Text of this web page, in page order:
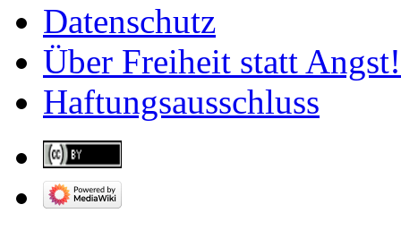
Datenschutz
Über Freiheit statt Angst!
Haftungsausschluss